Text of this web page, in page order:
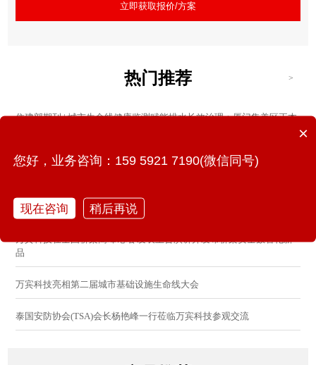
立即获取报价/方案
热门推荐 >
住建部期刊 | 城市生命线健康监测赋能排水长效治理：厦门集美区正本
金砖国家政府官员齐聚凤凰花实验室，万宾科技展示城市生命线监
万宾科技亮相2026城市更新研讨会：分享AI感知防控创新方案
万宾科技在全国桥梁高峰论坛 发表主旨演讲并发布桥梁安全数智化新
品
万宾科技亮相第二届城市基础设施生命线大会
泰国安防协会(TSA)会长杨艳峰一行莅临万宾科技参观交流
×
您好，业务咨询：159 5921 7190(微信同号)
现在咨询 稍后再说